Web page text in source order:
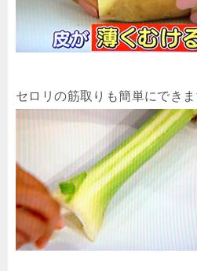
セロリの筋取りも簡単にできま